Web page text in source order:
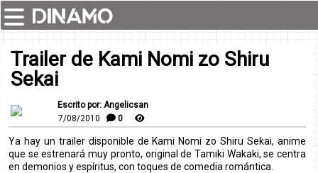
Trailer de Kami Nomi zo Shiru
Sekai
Escrito por: Angelicsan
7/08/2010
0
Ya hay un trailer disponible de Kami Nomi zo Shiru Sekai, anime
que se estrenará muy pronto, original de Tamiki Wakaki, se centra
en demonios y espíritus, con toques de comedia romántica.